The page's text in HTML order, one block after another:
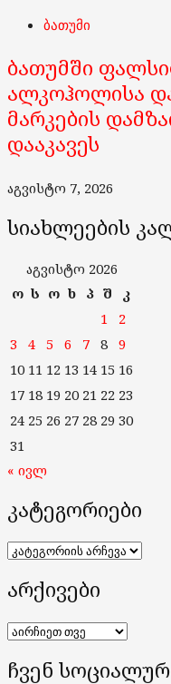
ბათუმი
ბათუმში
ალკოჰოლისა
მარკების
დააკავეს
აგვისტო 7, 2026
სიახლეების
აგვისტო 2026
ო ს ო ხ პ შ
კ
1
2
3
4 5 6 7 8 9
10 11 12 13 14 15 16
17 18 19 20 21 22 23
24 25 26 27 28 29 30
31
« ივლ
კატეგორიები
კატეგორიები
არქივები
არქივები
ჩვენ